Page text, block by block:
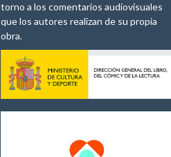
torno a los comentarios audiovisuales
que los autores realizan de su propia
obra.